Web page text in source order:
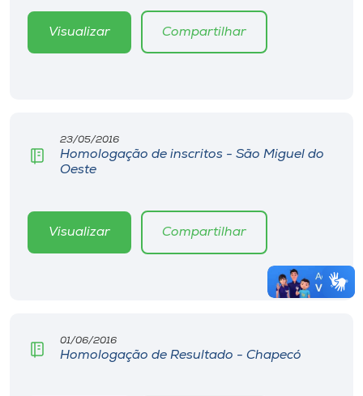
Visualizar Compartilhar
23/05/2016
Homologação de inscritos - São Miguel do
Oeste
Visualizar Compartilhar
01/06/2016
Homologação de Resultado - Chapecó